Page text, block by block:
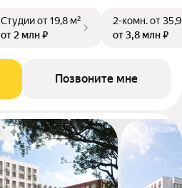
Студииот 19,8 м²
от 2 млн ₽
2-комн.от
от 3,8 млн ₽
Позвоните мне